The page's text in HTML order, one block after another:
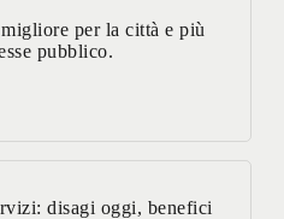
per la città e più
pubblico.
disagi oggi, benefici